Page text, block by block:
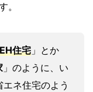
。
住宅 」とか
」のように、い
ネ住宅のよう